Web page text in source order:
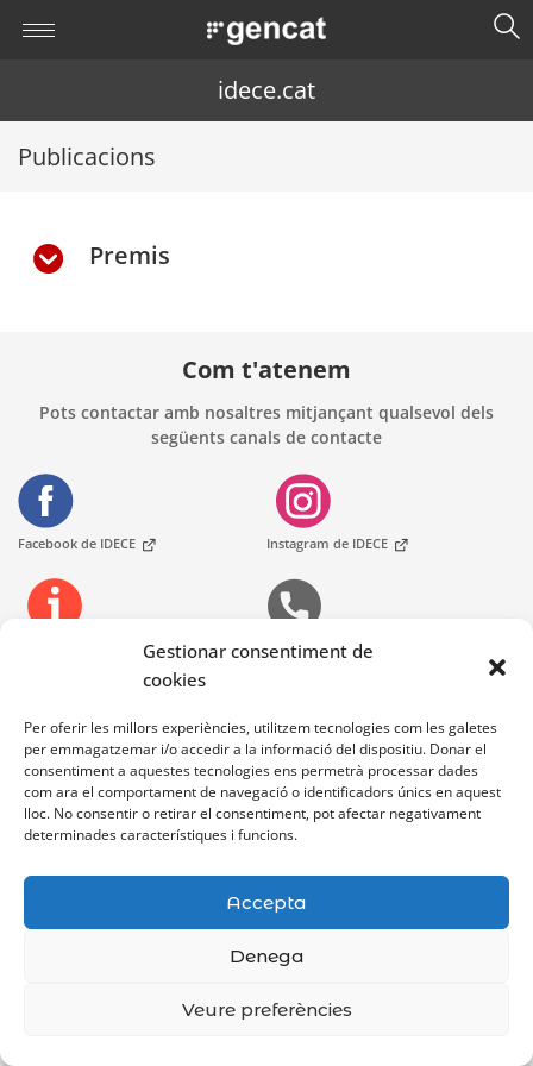
Gestionar consentiment de
cookies
Per oferir les millors experiències, utilitzem tecnologies com les galetes
per emmagatzemar i/o accedir a la informació del dispositiu. Donar el
consentiment a aquestes tecnologies ens permetrà processar dades
com ara el comportament de navegació o identificadors únics en aquest
lloc. No consentir o retirar el consentiment, pot afectar negativament
determinades característiques i funcions.
Accepta
Denega
Veure preferències
idece.cat
Publicacions
Premis
Com t'atenem
Pots contactar amb nosaltres mitjançant qualsevol dels
següents canals de contacte
Facebook de IDECE
Oficines d'Atenció Ciutadania
Bústia de contacte
Instagram de IDECE
Telèfons
Accessibilitat